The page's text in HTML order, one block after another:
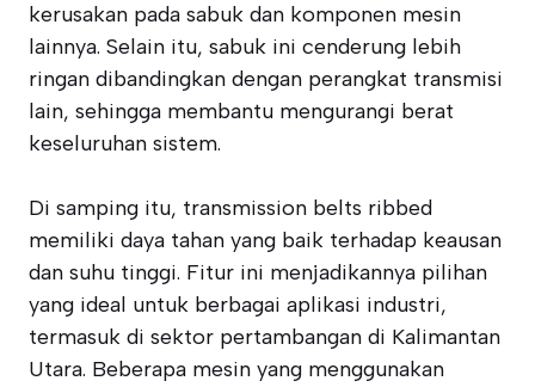
kerusakan pada sabuk dan komponen mesin
lainnya. Selain itu, sabuk ini cenderung lebih
ringan dibandingkan dengan perangkat transmisi
lain, sehingga membantu mengurangi berat
keseluruhan sistem.
Di samping itu, transmission belts ribbed
memiliki daya tahan yang baik terhadap keausan
dan suhu tinggi. Fitur ini menjadikannya pilihan
yang ideal untuk berbagai aplikasi industri,
termasuk di sektor pertambangan di Kalimantan
Utara. Beberapa mesin yang menggunakan